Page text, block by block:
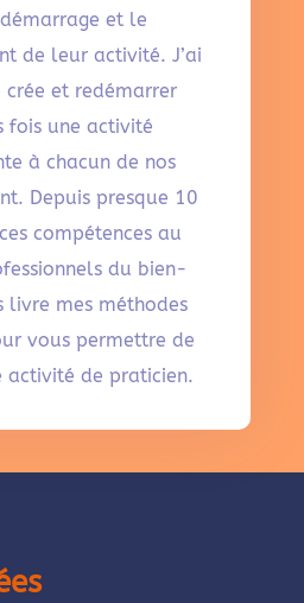
et le
de leur activité. J’ai
et redémarrer
fois une activité
à chacun de nos
Depuis presque 10
compétences au
du bien-
livre mes méthodes
vous permettre de
activité de praticien.